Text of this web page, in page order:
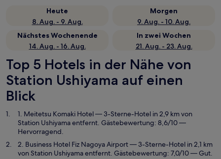
Heute
8. Aug. - 9. Aug.
Morgen
9. Aug. - 10. Aug.
Nächstes Wochenende
14. Aug. - 16. Aug.
In zwei Wochen
21. Aug. - 23. Aug.
Top 5 Hotels in der Nähe von
Station Ushiyama auf einen
Blick
1. Meitetsu Komaki Hotel— 3-Sterne-Hotel in 2,9 km von
Station Ushiyama entfernt. Gästebewertung: 8,6/10 —
Hervorragend.
2. Business Hotel Fiz Nagoya Airport— 3-Sterne-Hotel in 2,1 km
von Station Ushiyama entfernt. Gästebewertung: 7,0/10 — Gut.